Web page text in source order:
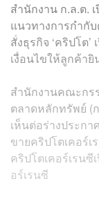
สำนักงาน ก.ล.ต.
แนวทางการกำกั
สั่งธุรกิจ ‘คริปโต
เงื่อนไขให้ลูกค้า
สำนักงานคณะกร
ตลาดหลักทรัพย์ (
เห็นต่อร่างประก
ขายคริปโตเคอร์
คริปโตเคอร์เรนซี
อร์เรนซี